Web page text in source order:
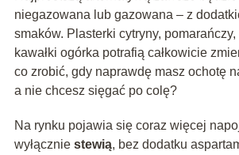
niegazowana lub gazowana – z
smaków. Plasterki cytryny,
kawałki ogórka potrafią całkowicie
co zrobić, gdy naprawdę masz ochotę
a nie chcesz sięgać po colę?
Na rynku pojawia się coraz więcej
wyłącznie stewią, bez dodatku